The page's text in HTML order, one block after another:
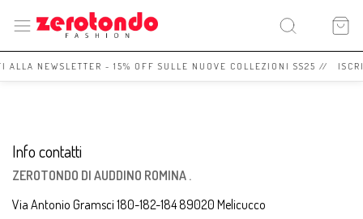
ALLA NEWSLETTER - 15% OFF SULLE NUOVE COLLEZIONI SS25 //
Info contatti
ZEROTONDO DI AUDDINO ROMINA .
Via Antonio Gramsci 180-182-184 89020 Melicucco